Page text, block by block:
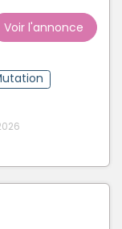
Voir l'annonce